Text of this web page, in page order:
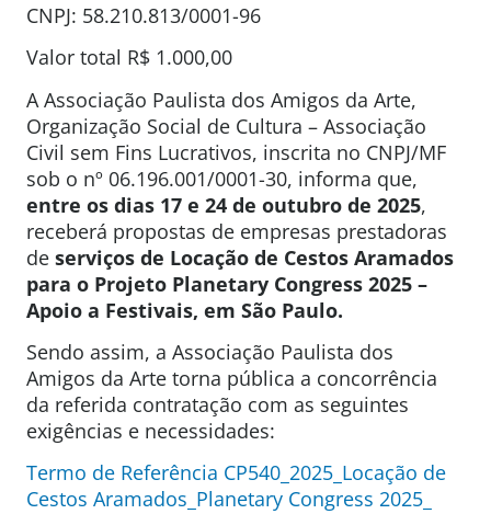
CNPJ: 58.210.813/0001-96
Valor total R$ 1.000,00
A Associação Paulista dos Amigos da Arte,
Organização Social de Cultura – Associação
Civil sem Fins Lucrativos, inscrita no CNPJ/MF
sob o nº 06.196.001/0001-30, informa que,
entre os dias 17 e 24 de outubro de 2025,
receberá propostas de empresas prestadoras
de serviços de Locação de Cestos Aramados
para o Projeto Planetary Congress 2025 –
Apoio a Festivais, em São Paulo.
Sendo assim, a Associação Paulista dos
Amigos da Arte torna pública a concorrência
da referida contratação com as seguintes
exigências e necessidades:
Termo de Referência CP540_2025_Locação de
Cestos Aramados_Planetary Congress 2025_